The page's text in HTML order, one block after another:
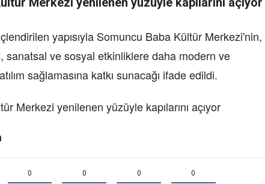
yapısıyla Somuncu Baba Kültür Merkezi'nin,
sanatsal ve sosyal etkinliklere daha modern ve
sağlamasına katkı sunacağı ifade edildi.
0 0 0 0